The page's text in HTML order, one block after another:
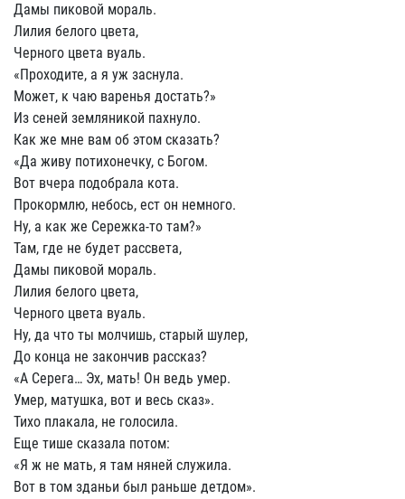
Дамы пиковой мораль.
Лилия белого цвета,
Черного цвета вуаль.
«Проходите, а я уж заснула.
Может, к чаю варенья достать?»
Из сеней земляникой пахнуло.
Как же мне вам об этом сказать?
«Да живу потихонечку, с Богом.
Вот вчера подобрала кота.
Прокормлю, небось, ест он немного.
Ну, а как же Сережка-то там?»
Там, где не будет рассвета,
Дамы пиковой мораль.
Лилия белого цвета,
Черного цвета вуаль.
Ну, да что ты молчишь, старый шулер,
До конца не закончив рассказ?
«А Серега… Эх, мать! Он ведь умер.
Умер, матушка, вот и весь сказ».
Тихо плакала, не голосила.
Еще тише сказала потом:
«Я ж не мать, я там няней служила.
Вот в том зданьи был раньше детдом».